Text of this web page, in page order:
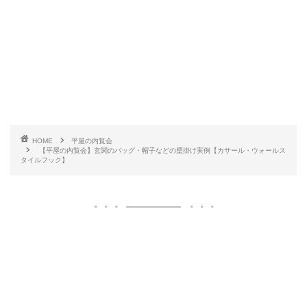
HOME
平屋の内覧会
【平屋の内覧会】玄関のバッグ・帽子などの壁掛け実例【カサール・ウォールス
タイルフック】